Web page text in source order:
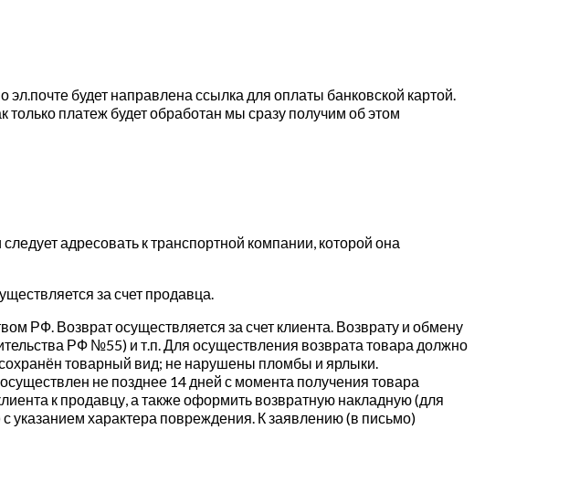
будет направлена ссылка для оплаты банковской картой.
платеж будет обработан мы сразу получим об этом
адресовать к транспортной компании, которой она
за счет продавца.
РФ. Возврат осуществляется за счет клиента. Возврату и обмену
РФ №55) и т.п. Для осуществления возврата товара должно
товарный вид; не нарушены пломбы и ярлыки.
не позднее 14 дней с момента получения товара
к продавцу, а также оформить возвратную накладную (для
характера повреждения. К заявлению (в письмо)